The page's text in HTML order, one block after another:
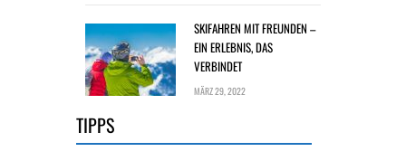
SKIFAHREN MIT FREUNDEN –
EIN ERLEBNIS, DAS
VERBINDET
MÄRZ 29, 2022
TIPPS